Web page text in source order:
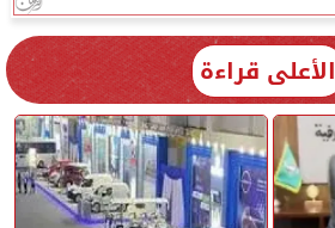
الأعلى قراءة